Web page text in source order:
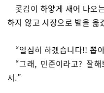
콧김이 하얗게 새어 나오
하지 않고 시장으로 발을 옮
“열심히 하겠습니다!! 뽑
“그래, 민준이라고? 잘
서.”